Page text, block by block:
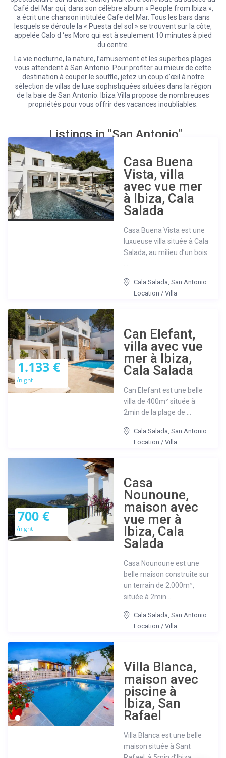
Café del Mar qui, dans son célèbre album « People from Ibiza »,
a écrit une chanson intitulée Cafe del Mar. Tous les bars dans
lesquels se déroule la « Puesta del sol » se trouvent sur la côte,
appelée Calo d ‘es Moro qui est à seulement 10 minutes à pied
du centre.
La vie nocturne, la nature, l’amusement et les superbes plages
vous attendent à San Antonio. Pour profiter au mieux de cette
destination à couper le souffle, jetez un coup d’œil à notre
sélection de villas de luxe sophistiquées situées dans la région
de la baie de San Antonio: Ibiza Villa propose de nombreuses
propriétés pour vous offrir des vacances inoubliables.
Listings in "San Antonio"
Casa Buena
Vista, villa
avec vue mer
à Ibiza, Cala
Salada
Casa Buena Vista est une
luxueuse villa située à Cala
Salada, au milieu d’un bois
Cala Salada,San Antonio
Location /Villa
1.133 €
/night
Can Elefant,
villa avec vue
mer à Ibiza,
Cala Salada
Can Elefant est une belle
villa de 400m² située à
2min de la plage de ...
Cala Salada,San Antonio
Location /Villa
700 €
/night
Casa
Nounoune,
maison avec
vue mer à
Ibiza, Cala
Salada
Casa Nounoune est une
belle maison construite sur
un terrain de 2.000m²,
située à 2min ...
Cala Salada,San Antonio
Location /Villa
Villa Blanca,
maison avec
piscine à
Ibiza, San
Rafael
Villa Blanca est une belle
maison située à Sant